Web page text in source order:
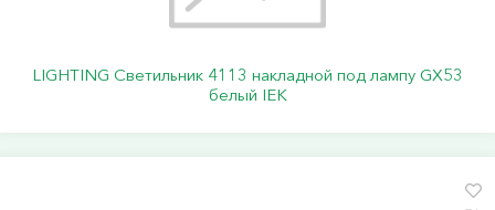
LIGHTING Светильник 4113 накладной под лампу GX53
белый IEK